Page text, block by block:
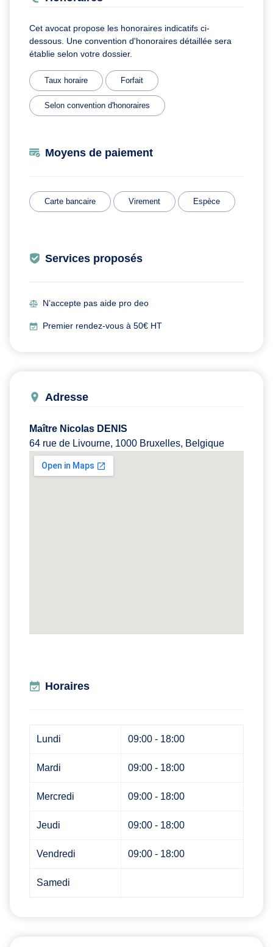
Cet avocat propose les honoraires indicatifs ci-
dessous. Une convention d'honoraires détaillée sera
établie selon votre dossier.
Taux horaire Forfait
Selon convention d'honoraires
Moyens de paiement
Carte bancaire Virement Espèce
Services proposés
N’accepte pas aide pro deo
Premier rendez-vous à 50€ HT
Adresse
Maître Nicolas DENIS
64 rue de Livourne, 1000 Bruxelles, Belgique
Horaires
Lundi 09:00 - 18:00
Mardi 09:00 - 18:00
Mercredi 09:00 - 18:00
Jeudi 09:00 - 18:00
Vendredi 09:00 - 18:00
Samedi